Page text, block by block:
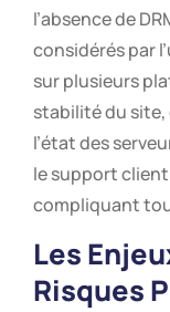
l’absence de
considérés par
sur plusieurs
stabilité du site,
l’état des
le support
compliquant
Les
Risques